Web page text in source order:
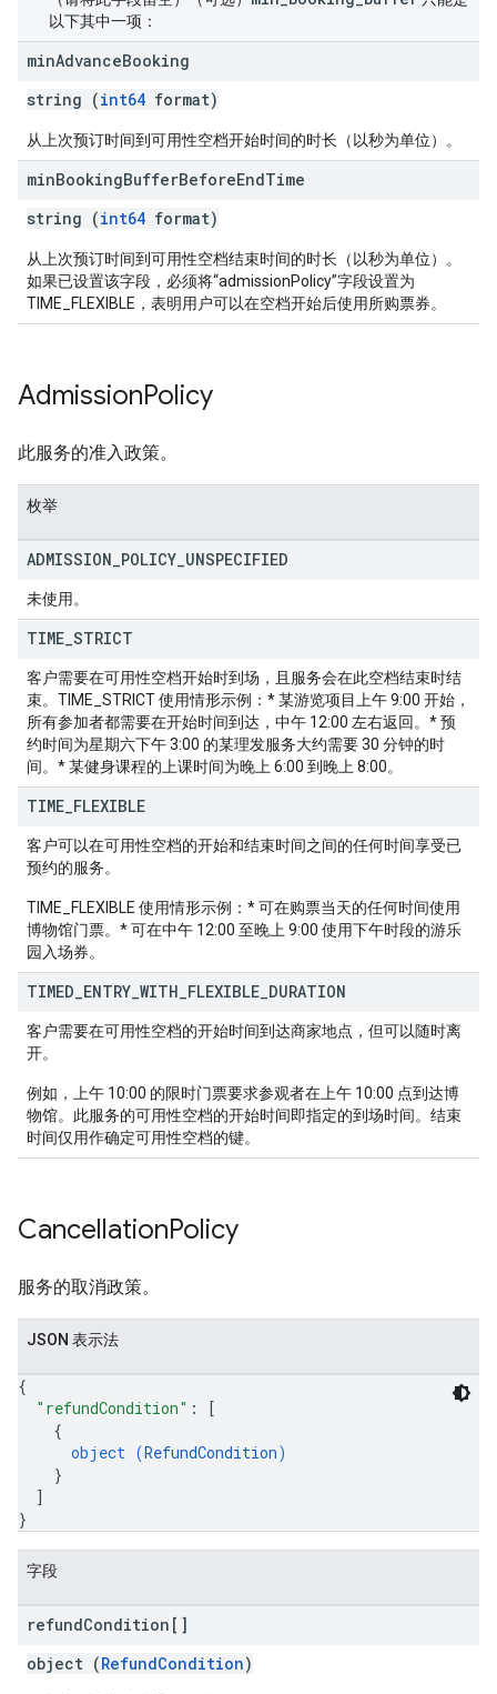
以下其中一项：
minAdvanceBooking
string (int64 format)
从上次预订时间到可用性空档开始时间的时长（以秒为单位）。
minBookingBufferBeforeEndTime
string (int64 format)
从上次预订时间到可用性空档结束时间的时长（以秒为单位）。
如果已设置该字段，必须将“admissionPolicy”字段设置为
TIME_FLEXIBLE，表明用户可以在空档开始后使用所购票券。
AdmissionPolicy
此服务的准入政策。
枚举
ADMISSION POLICY UNSPECIFIED
未使用。
TIME STRICT
客户需要在可用性空档开始时到场，且服务会在此空档结束时结
束。TIME_STRICT 使用情形示例：* 某游览项目上午 9:00 开始，
所有参加者都需要在开始时间到达，中午 12:00 左右返回。* 预
约时间为星期六下午 3:00 的某理发服务大约需要 30 分钟的时
间。* 某健身课程的上课时间为晚上 6:00 到晚上 8:00。
TIME FLEXIBLE
客户可以在可用性空档的开始和结束时间之间的任何时间享受已
预约的服务。
TIME_FLEXIBLE 使用情形示例：* 可在购票当天的任何时间使用
博物馆门票。* 可在中午 12:00 至晚上 9:00 使用下午时段的游乐
园入场券。
TIMED ENTRY WITH FLEXIBLE DURATION
客户需要在可用性空档的开始时间到达商家地点，但可以随时离
开。
例如，上午 10:00 的限时门票要求参观者在上午 10:00 点到达博
物馆。此服务的可用性空档的开始时间即指定的到场时间。结束
时间仅用作确定可用性空档的键。
CancellationPolicy
服务的取消政策。
JSON 表示法
{
"refundCondition" :
[
{
object (RefundCondition)
}
]
}
字段
refundCondition[]
object (RefundCondition)